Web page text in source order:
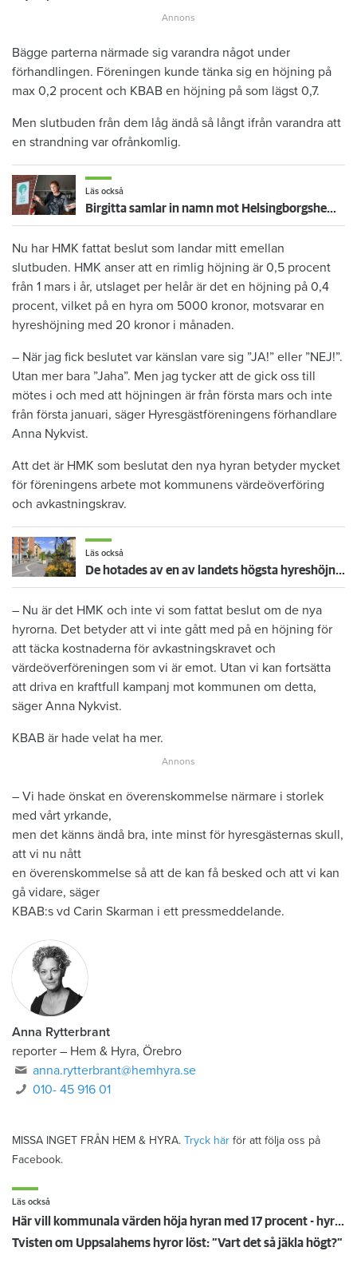
Bägge parterna närmade sig varandra något under
förhandlingen. Föreningen kunde tänka sig en höjning på
max 0,2 procent och KBAB en höjning på som lägst 0,7.
Men slutbuden från dem låg ändå så långt ifrån varandra att
en strandning var ofrånkomlig.
Läs också
Birgitta samlar in namn mot Helsingborgshems planerade hyreshöjning på 4,7 procent
Nu har HMK fattat beslut som landar mitt emellan
slutbuden. HMK anser att en rimlig höjning är 0,5 procent
från 1 mars i år, utslaget per helår är det en höjning på 0,4
procent, vilket på en hyra om 5000 kronor, motsvarar en
hyreshöjning med 20 kronor i månaden.
– När jag fick beslutet var känslan vare sig ”JA!” eller ”NEJ!”.
Utan mer bara ”Jaha”. Men jag tycker att de gick oss till
mötes i och med att höjningen är från första mars och inte
från första januari, säger Hyresgästföreningens förhandlare
Anna Nykvist.
Att det är HMK som beslutat den nya hyran betyder mycket
för föreningens arbete mot kommunens värdeöverföring
och avkastningskrav.
Läs också
De hotades av en av landets högsta hyreshöjningar – nu är hyrorna klara
– Nu är det HMK och inte vi som fattat beslut om de nya
hyrorna. Det betyder att vi inte gått med på en höjning för
att täcka kostnaderna för avkastningskravet och
värdeöverföreningen som vi är emot. Utan vi kan fortsätta
att driva en kraftfull kampanj mot kommunen om detta,
säger Anna Nykvist.
KBAB är hade velat ha mer.
– Vi hade önskat en överenskommelse närmare i storlek
med vårt yrkande,
men det känns ändå bra, inte minst för hyresgästernas skull,
att vi nu nått
en överenskommelse så att de kan få besked och att vi kan
gå vidare, säger
KBAB:s vd Carin Skarman i ett pressmeddelande.
Anna Rytterbrant
reporter – Hem & Hyra, Örebro
anna.rytterbrant@hemhyra.se
010- 45 916 01
MISSA INGET FRÅN HEM & HYRA. Tryck här för att följa oss på
Facebook.
Läs också
Här vill kommunala värden höja hyran med 17 procent - hyresgästen Agneta: ”Det här är Knivsta, inte Monaco”
Tvisten om Uppsalahems hyror löst: ”Vart det så jäkla högt?”